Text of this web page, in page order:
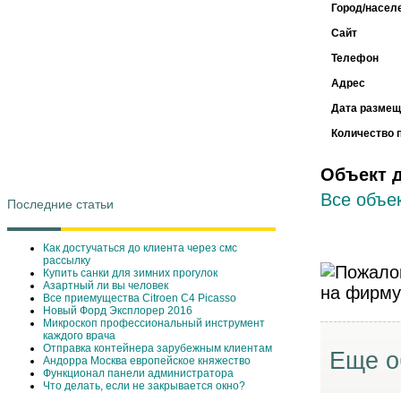
Последние статьи
Как достучаться до клиента через смс
рассылку
Купить санки для зимних прогулок
Азартный ли вы человек
Все приемущества Сitroen C4 Picasso
Новый Форд Эксплорер 2016
Микроскоп профессиональный инструмент
каждого врача
Отправка контейнера зарубежным клиентам
Андорра Москва европейское княжество
Функционал панели администратора
Что делать, если не закрывается окно?
Город/
Сайт
Телефон
Адрес
Дата
Количество
Объект
Все
Еще